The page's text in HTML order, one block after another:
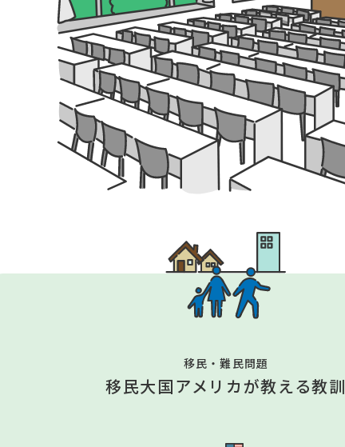
移民・難民問題
移民大国アメリカが教える教訓